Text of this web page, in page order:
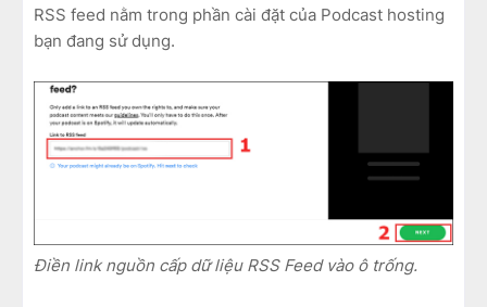
RSS feed nằm trong phần cài đặt của Podcast hosting
bạn đang sử dụng.
Điền link nguồn cấp dữ liệu RSS Feed vào ô trống.